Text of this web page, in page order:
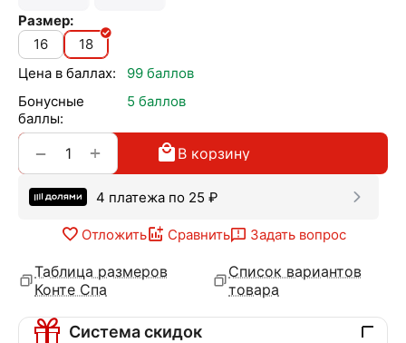
Размер:
16
18
Цена в баллах:
99 баллов
Бонусные
баллы:
5 баллов
+
− В корзину
4 платежа по 25 ₽
Отложить Сравнить Задать вопрос
Таблица размеров
Конте Спа
Список вариантов
товара
Система скидок